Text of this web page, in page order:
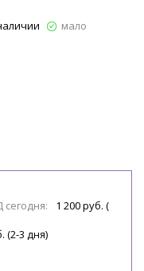
мало
1 200 руб. (
(2-3 дня)